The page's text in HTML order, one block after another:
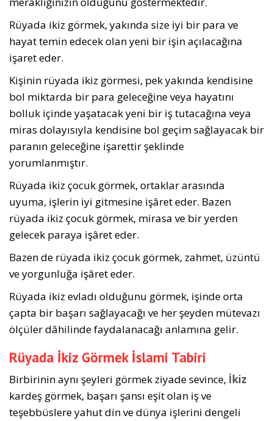
Rüyada ikiz görmek, yakında size iyi bir para ve
hayat temin edecek olan yeni bir işin açılacağına
işaret eder.
Kişinin rüyada ikiz görmesi, pek yakında kendisine
bol miktarda bir para geleceğine veya hayatını
bolluk içinde yaşatacak yeni bir iş tutacağına veya
miras dolayısıyla kendisine bol geçim sağlayacak bir
paranın geleceğine işarettir şeklinde
yorumlanmıştır.
Rüyada ikiz çocuk görmek, ortaklar ara­sında
uyuma, işlerin iyi gitmesine işâret eder. Bazen
rüyada ikiz çocuk görmek, mirasa ve bir yerden
gelecek paraya işâret eder.
Bazen de rüyada ikiz çocuk görmek, zah­met, üzüntü
ve yorgunluğa işâret eder.
Rüyada ikiz evladı olduğunu görmek, işinde orta
çapta bir başarı sağlayacağı ve her şeyden mütevazı
ölçüler dâhilinde faydalanacağı anlamına gelir.
Rüyada İkiz Görmek İslami Tabiri
Birbirinin aynı şeyleri görmek ziyade sevince, İkiz
kardeş görmek, başarı şansı eşit olan iş ve
teşebbüslere yahut din ve dünya işlerini dengeli